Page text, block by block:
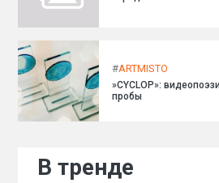
#ARTMISTO
»CYCLOP»:
пробы
В тренде